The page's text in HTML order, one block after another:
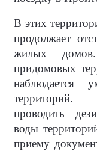
В этих
продолжает
жилых домов.
придомовых
наблюдается
территорий.
проводить
воды
приему